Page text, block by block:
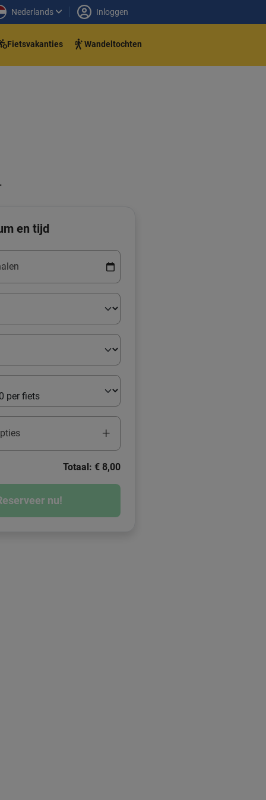
Nederlands Inloggen
Fietsvakanties Wandeltochten
en tijd
+
Totaal: € 8,00
nu!